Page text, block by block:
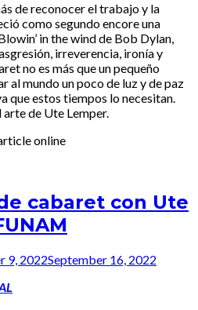
de reconocer el trabajo y la
como segundo encore una
in the wind de Bob Dylan,
irreverencia, ironía y
no es más que un pequeño
al mundo un poco de luz y de paz
que estos tiempos lo necesitan.
de Ute Lemper.
online
cabaret con Ute
9, 2022September 16, 2022